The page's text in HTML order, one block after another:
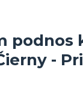
podnos
-